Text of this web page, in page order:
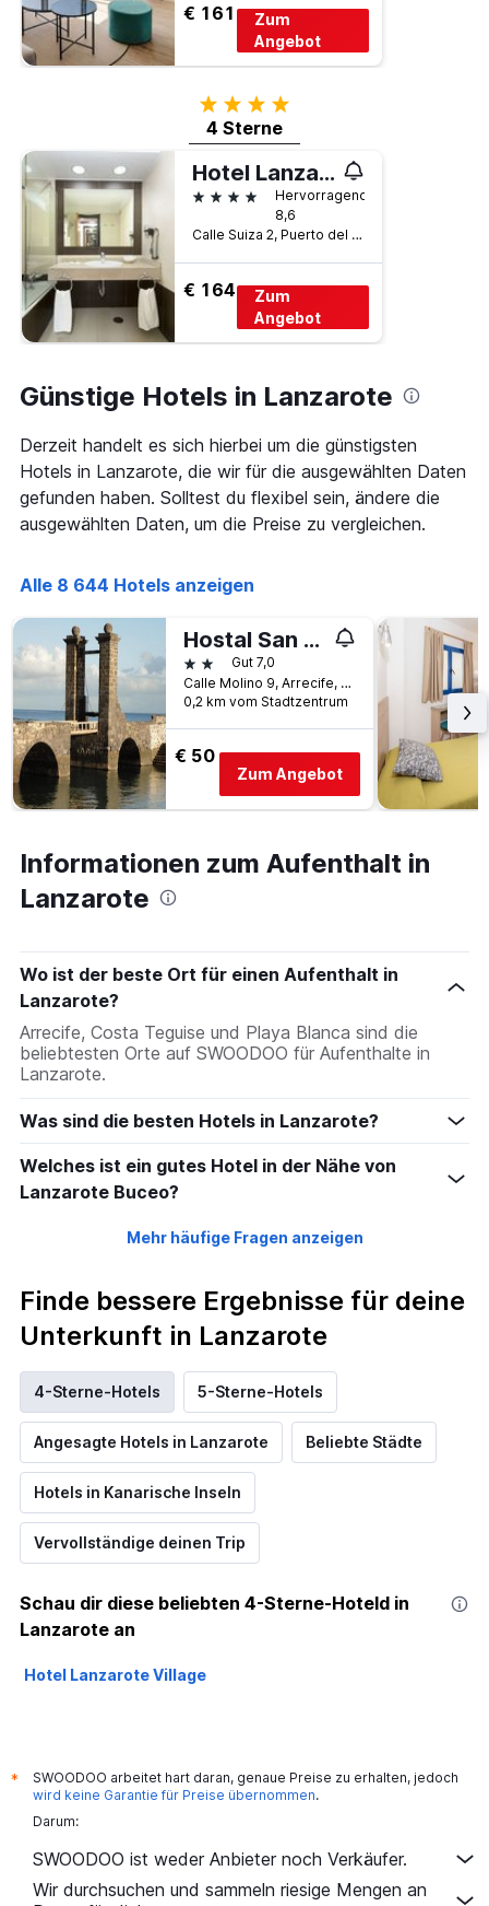
€ 161
Zum
Angebot
4 Sterne
4 Sterne
Hotel Lanzarote Village
4 Sterne
Hervorragend
8,6
Calle Suiza 2, Puerto del Carmen, Lanzarote, Spanien
€ 164
Zum
Angebot
Günstige Hotels in Lanzarote
Derzeit handelt es sich hierbei um die günstigsten
Hotels in Lanzarote, die wir für die ausgewählten Daten
gefunden haben. Solltest du flexibel sein, ändere die
ausgewählten Daten, um die Preise zu vergleichen.
Alle 8 644 Hotels anzeigen
Hostal San Gines
2 SterneGut 7,0
Calle Molino 9, Arrecife, Lanzarote, Spanien
0,2 km vom Stadtzentrum
€ 50
Zum Angebot
Informationen zum Aufenthalt in
Lanzarote
Wo ist der beste Ort für einen Aufenthalt in
Lanzarote?
Arrecife, Costa Teguise und Playa Blanca sind die
beliebtesten Orte auf SWOODOO für Aufenthalte in
Lanzarote.
Was sind die besten Hotels in Lanzarote?
Welches ist ein gutes Hotel in der Nähe von
Lanzarote Buceo?
Mehr häufige Fragen anzeigen
Finde bessere Ergebnisse für deine
Unterkunft in Lanzarote
4-Sterne-Hotels 5-Sterne-Hotels
Angesagte Hotels in Lanzarote Beliebte Städte
Hotels in Kanarische Inseln
Vervollständige deinen Trip
Schau dir diese beliebten 4-Sterne-Hoteld in
Lanzarote an
Hotel Lanzarote Village
*
SWOODOO arbeitet hart daran, genaue Preise zu erhalten, jedoch
wird keine Garantie für Preise übernommen.
Darum:
SWOODOO ist weder Anbieter noch Verkäufer.
Wir durchsuchen und sammeln riesige Mengen an